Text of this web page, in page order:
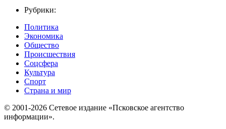
Рубрики:
Политика
Экономика
Общество
Происшествия
Соцсфера
Культура
Спорт
Страна и мир
© 2001-2026 Сетевое издание «Псковское агентство
информации».